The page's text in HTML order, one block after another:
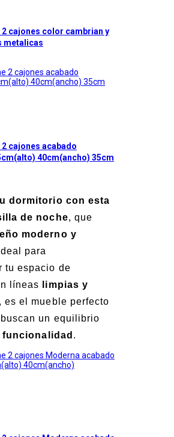
2 cajones color cambrian y
metalicas
cajones acabado
40cm(ancho) 35cm
dormitorio con esta
de noche, que
moderno y
para
tu espacio de
líneas
limpias y
, es el mueble perfecto
un equilibrio
.